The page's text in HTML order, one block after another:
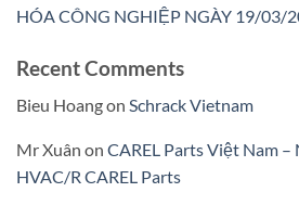
HÓA CÔNG NGHIỆP NGÀY 19/03/
Recent Comments
Bieu Hoangon Schrack Vietnam
Mr Xuân on CAREL Parts Việt Nam –
HVAC/R CAREL Parts